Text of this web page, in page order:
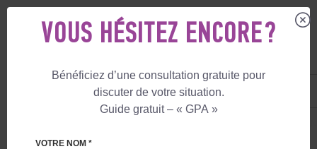
+33 805 081 801
VOUS HÉSITEZ ENCORE ?
Bénéficiez d’une consultation gratuite pour
discuter de votre situation.
Guide gratuit – « GPA »
VOTRE NOM *